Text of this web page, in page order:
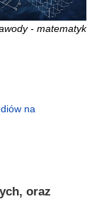
- matematyk
na
oraz